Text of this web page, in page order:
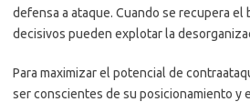
defensa a ataque. Cuando se recupera el
decisivos pueden explotar la
Para maximizar el potencial de
ser conscientes de su posicionamiento y